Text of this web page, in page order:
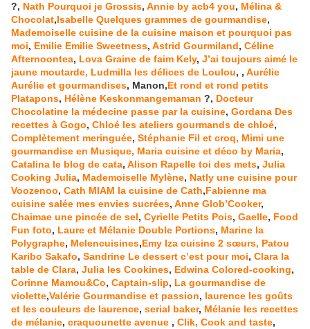
?, Nath Pourquoi je Grossis, Annie by acb4 you, Mélina &
Chocolat,Isabelle Quelques grammes de gourmandise,
Mademoiselle cuisine de la cuisine maison et pourquoi pas
moi, Emilie Emilie Sweetness, Astrid Gourmiland, Céline
Afternoontea, Lova Graine de faim Kely, J’ai toujours aimé le
jaune moutarde, Ludmilla les délices de Loulou, , Aurélie
Aurélie et gourmandises, Manon,Et rond et rond petits
Platapons, Hélène Keskonmangemaman ?, Docteur
Chocolatine la médecine passe par la cuisine, Gordana Des
recettes à Gogo, Chloé les ateliers gourmands de chloé,
Complètement meringuée, Stéphanie Fil et croq, Mimi une
gourmandise en Musique, Maria cuisine et déco by Maria,
Catalina le blog de cata, Alison Rapelle toi des mets, Julia
Cooking Julia, Mademoiselle Mylène, Natly une cuisine pour
Voozenoo, Cath MIAM la cuisine de Cath,Fabienne ma
cuisine salée mes envies sucrées, Anne Glob’Cooker,
Chaimae une pincée de sel, Cyrielle Petits Pois, Gaelle, Food
Fun foto, Laure et Mélanie Double Portions, Marine la
Polygraphe, Melencuisines,Emy Iza cuisine 2 sœurs, Patou
Karibo Sakafo, Sandrine Le dessert c’est pour moi, Clara la
table de Clara, Julia les Cookines, Edwina Colored-cooking,
Corinne Mamou&Co, Captain-slip, La gourmandise de
violette,Valérie Gourmandise et passion, laurence les goûts
et les couleurs de laurence, serial baker, Mélanie les recettes
de mélanie, craquounette avenue , Clik, Cook and taste,